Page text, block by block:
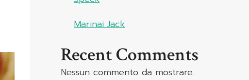
Marinai Jack
Recent Comments
Nessun commento da mostrare.